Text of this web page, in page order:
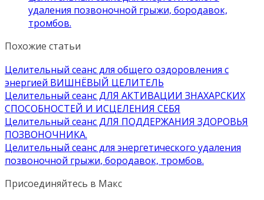
удаления позвоночной грыжи, бородавок,
тромбов.
Похожие статьи
Целительный сеанс для общего оздоровления с
энергией ВИШНЁВЫЙ ЦЕЛИТЕЛЬ
Целительный сеанс ДЛЯ АКТИВАЦИИ ЗНАХАРСКИХ
СПОСОБНОСТЕЙ И ИСЦЕЛЕНИЯ СЕБЯ
Целительный сеанс ДЛЯ ПОДДЕРЖАНИЯ ЗДОРОВЬЯ
ПОЗВОНОЧНИКА.
Целительный сеанс для энергетического удаления
позвоночной грыжи, бородавок, тромбов.
Присоединяйтесь в Макс